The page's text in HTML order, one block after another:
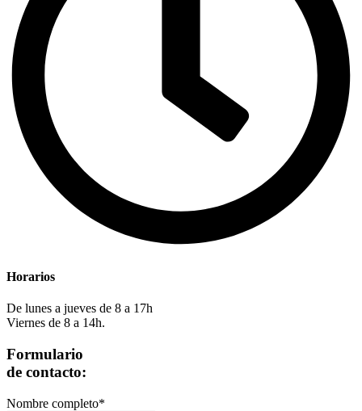
Horarios
De lunes a jueves de 8 a 17h
Viernes de 8 a 14h.
Formulario
de contacto:
Nombre completo*